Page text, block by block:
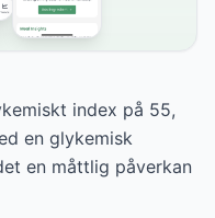
index på 55,
en glykemisk
en måttlig påverkan